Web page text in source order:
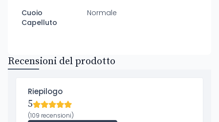
Cuoio
Capelluto
Normale
Recensioni del prodotto
Riepilogo
5
(109 recensioni)